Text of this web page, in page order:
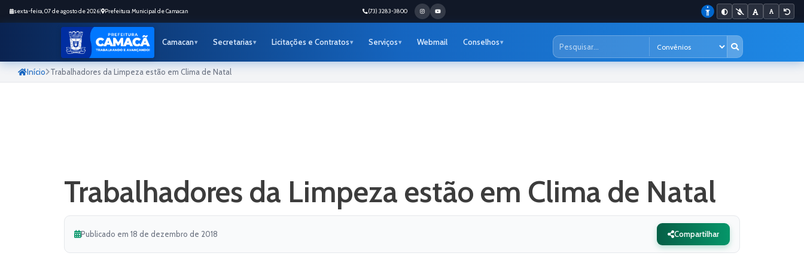
sexta-feira, 07 de agosto de 2026 Prefeitura Municipal de Camacan (73) 3283-3800
Camacan Secretarias Licitações e Contratos Serviços Webmail Conselhos
Início Trabalhadores da Limpeza estão em Clima de Natal
Trabalhadores da Limpeza estão em Clima de Natal
Publicado em 18 de dezembro de 2018 Compartilhar